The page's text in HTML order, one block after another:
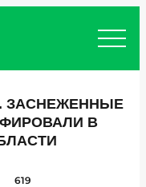
ЗАСНЕЖЕННЫЕ
В
619